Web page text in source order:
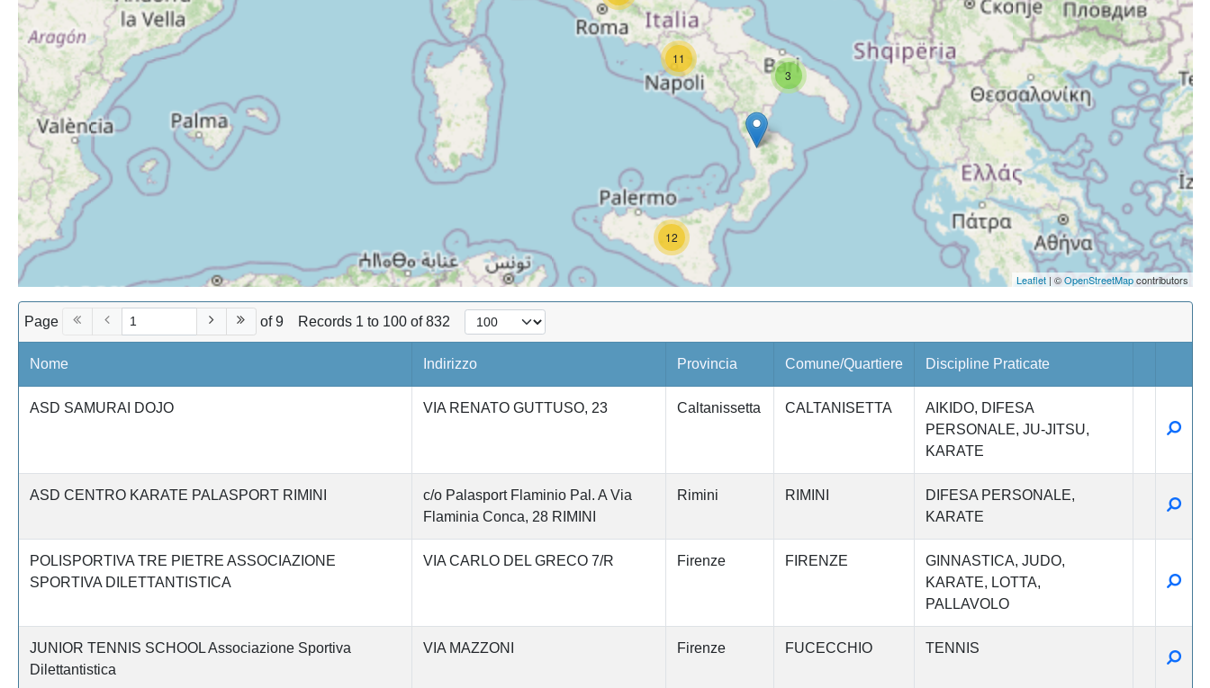
3
11
12
Leaflet| ©OpenStreetMapcontributors
Page of 9 Records 1 to 100 of 832
Nome Indirizzo Provincia Comune/Quartiere Discipline Praticate
ASD SAMURAI DOJO VIA RENATO GUTTUSO, 23 Caltanissetta CALTANISETTA AIKIDO
DIFESA
PERSONALE JU-JITSU
KARATE
ASD CENTRO KARATE PALASPORT RIMINI
c/o Palasport Flaminio Pal. A Via
Flaminia Conca, 28 RIMINI
Rimini RIMINI
DIFESA PERSONALE
KARATE
POLISPORTIVA TRE PIETRE ASSOCIAZIONE
SPORTIVA DILETTANTISTICA
VIA CARLO DEL GRECO 7/R Firenze FIRENZE GINNASTICA JUDO
KARATE
LOTTA
PALLAVOLO
JUNIOR TENNIS SCHOOL Associazione Sportiva
Dilettantistica
VIA MAZZONI Firenze FUCECCHIO TENNIS